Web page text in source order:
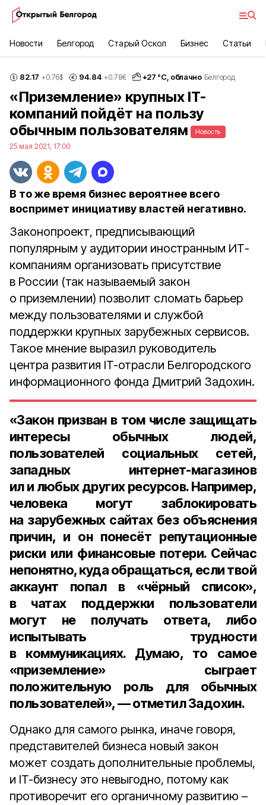
Новости Белгород Старый Оскол Бизнес Статьи
82.17 +0.76$ 94.84 +0.78€ +27 °С, облачно Белгород
«Приземление» крупных IT-
компаний пойдёт на пользу
обычным пользователям
Новость
25 мая 2021, 17:00
В то же время бизнес вероятнее всего
воспримет инициативу властей негативно.
Законопроект, предписывающий
популярным у аудитории иностранным ИТ-
компаниям организовать присутствие
в России (так называемый закон
о приземлении) позволит сломать барьер
между пользователями и службой
поддержки крупных зарубежных сервисов.
Такое мнение выразил руководитель
центра развития IT-отрасли Белгородского
информационного фонда Дмитрий Задохин.
«Закон призван в том числе защищать
интересы обычных людей,
пользователей социальных сетей,
западных интернет-магазинов
ил и любых других ресурсов. Например,
человека могут заблокировать
на зарубежных сайтах без объяснения
причин, и он понесёт репутационные
риски или финансовые потери. Cейчас
непонятно, куда обращаться, если твой
аккаунт попал в «чёрный список»,
в чатах поддержки пользователи
могут не получать ответа, либо
испытывать трудности
в коммуникациях. Думаю, то самое
«приземление» сыграет
положительную роль для обычных
пользователей», — отметил Задохин.
Однако для самого рынка, иначе говоря,
представителей бизнеса новый закон
может создать дополнительные проблемы,
и IT-бизнесу это невыгодно, потому как
противоречит его органичному развитию –